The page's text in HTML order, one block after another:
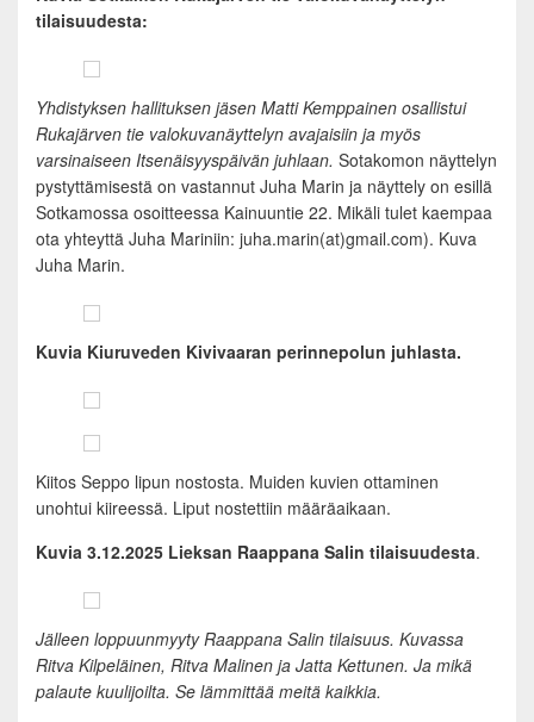
tilaisuudesta:
Yhdistyksen hallituksen jäsen Matti Kemppainen osallistui
Rukajärven tie valokuvanäyttelyn avajaisiin ja myös
varsinaiseen Itsenäisyyspäivän juhlaan. Sotakomon näyttelyn
pystyttämisestä on vastannut Juha Marin ja näyttely on esillä
Sotkamossa osoitteessa Kainuuntie 22. Mikäli tulet kaempaa
ota yhteyttä Juha Mariniin: juha.marin(at)gmail.com). Kuva
Juha Marin.
Kuvia Kiuruveden Kivivaaran perinnepolun juhlasta.
Kiitos Seppo lipun nostosta. Muiden kuvien ottaminen
unohtui kiireessä. Liput nostettiin määräaikaan.
Kuvia 3.12.2025 Lieksan Raappana Salin tilaisuudesta.
Jälleen loppuunmyyty Raappana Salin tilaisuus. Kuvassa
Ritva Kilpeläinen, Ritva Malinen ja Jatta Kettunen. Ja mikä
palaute kuulijoilta. Se lämmittää meitä kaikkia.